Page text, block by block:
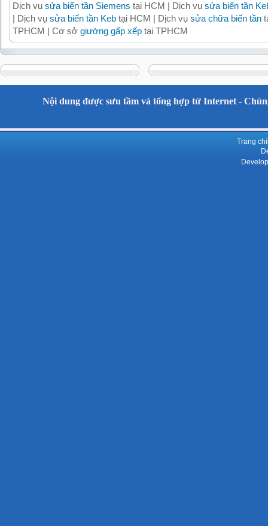
Dịch vụ sửa biến tần Siemens tại HCM | Dịch vụ sửa biến tần
| Dịch vụ sửa biến tần Keb tại HCM | Dịch vụ sửa chữa biến tần
TPHCM | Cơ sở giường gấp xếp tại TPHCM
Nội dung được sưu tầm và tổng hợp từ Internet -
Trang